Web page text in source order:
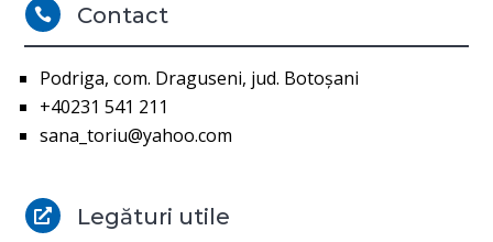
 Contact
Podriga, com. Draguseni, jud. Botoşani
+40231 541 211
sana_toriu@yahoo.com
 Legături utile